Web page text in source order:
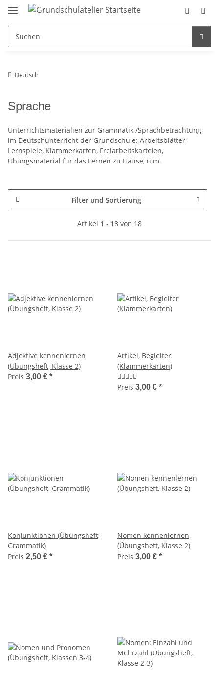
Deutsch
Sprache
Unterrichtsmaterialien zur Grammatik /Sprachbetrachtung
im Deutschunterricht der Grundschule: Arbeitsblätter,
Lernspiele, Klammerkarten, Freiarbeitskarteien,
Übungsmaterial für das Lernen zu Hause, u.m.
Filter und Sortierung
Artikel 1 - 18 von 18
Adjektive kennenlernen
(Übungsheft, Klasse 2)
Preis 3,00 € *
Artikel, Begleiter
(Klammerkarten)
Preis 3,00 € *
Konjunktionen (Übungsheft,
Grammatik)
Preis 2,50 € *
Nomen kennenlernen
(Übungsheft, Klasse 2)
Preis 3,00 € *